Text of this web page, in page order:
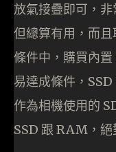
放氣接疊即可，非
但總算有用，而
條件中，購買內
易達成條件，
作為相機使用的
SSD 跟 RAM，絕